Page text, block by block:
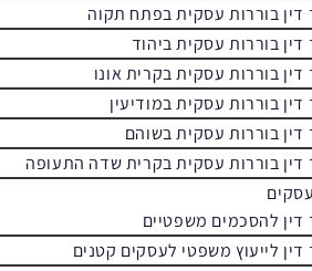
דין בוררות עסקית בפתח תקוה
דין בוררות עסקית ביהוד
דין בוררות עסקית בקרית אונו
דין בוררות עסקית במודיעין
דין בוררות עסקית בשוהם
דין בוררות עסקית בקרית שדה התעופה
עסקים
דין להסכמים משפטיים
דין לייעוץ משפטי לעסקים קטנים